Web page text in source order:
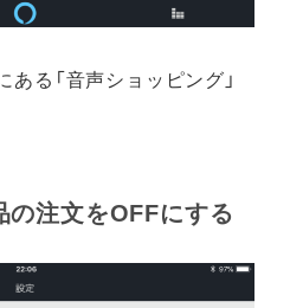
る「音声ショッピング」
注文をOFFにする